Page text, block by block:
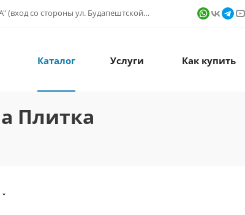
г. Санкт-Петербург, ул. Фучика д. 9, ТК "КУБАТУРА" (вход со стороны ул. Будапештской) № 1в.541
Каталог Услуги Как купить
Плитка